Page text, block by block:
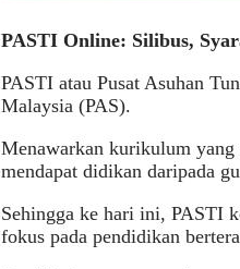
PASTI Online: Silibus,
PASTI atau Pusat Asuhan
Malaysia (PAS).
Menawarkan kurikulum yang
mendapat didikan daripada
Sehingga ke hari ini, PASTI
fokus pada pendidikan